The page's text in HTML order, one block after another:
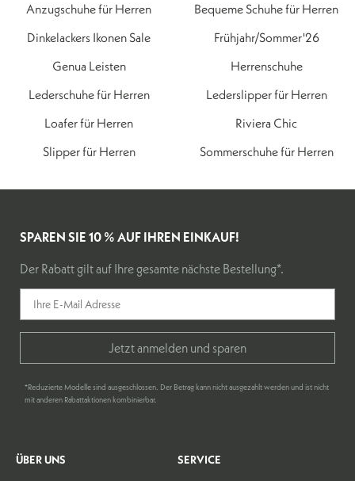
Anzugschuhe für Herren
Bequeme Schuhe für Herren
Dinkelackers Ikonen Sale
Frühjahr/Sommer'26
Genua Leisten
Herrenschuhe
Lederschuhe für Herren
Lederslipper für Herren
Loafer für Herren
Riviera Chic
Slipper für Herren
Sommerschuhe für Herren
ÜBER UNS SERVICE
SPAREN SIE 10 % AUF IHREN EINKAUF!
Der Rabatt gilt auf Ihre gesamte nächste Bestellung*.
Jetzt anmelden und sparen
*Reduzierte Modelle sind ausgeschlossen. Der Betrag kann nicht ausgezahlt werden und ist nicht
mit anderen Rabattaktionen kombinierbar.